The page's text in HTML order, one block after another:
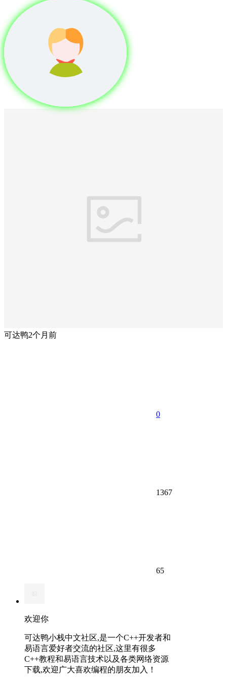
可达鸭2个月前
0
1367
65
欢迎你
可达鸭小栈中文社区,是一个C++开发者和
易语言爱好者交流的社区,这里有很多
C++教程和易语言技术以及各类网络资源
下载,欢迎广大喜欢编程的朋友加入！